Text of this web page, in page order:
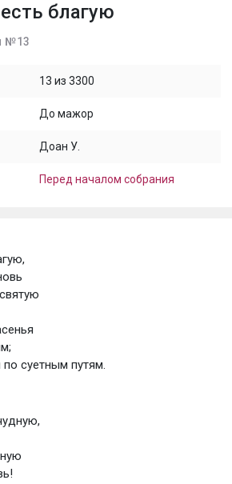
благую
№13
13 из 3300
До мажор
Доан У.
Перед началом собрания
суетным путям.